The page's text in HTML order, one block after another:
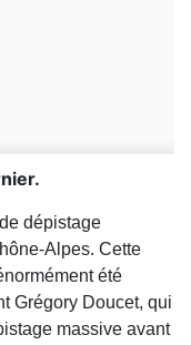
dépistage
Alpes. Cette
été
Grégory Doucet, qui
massive avant